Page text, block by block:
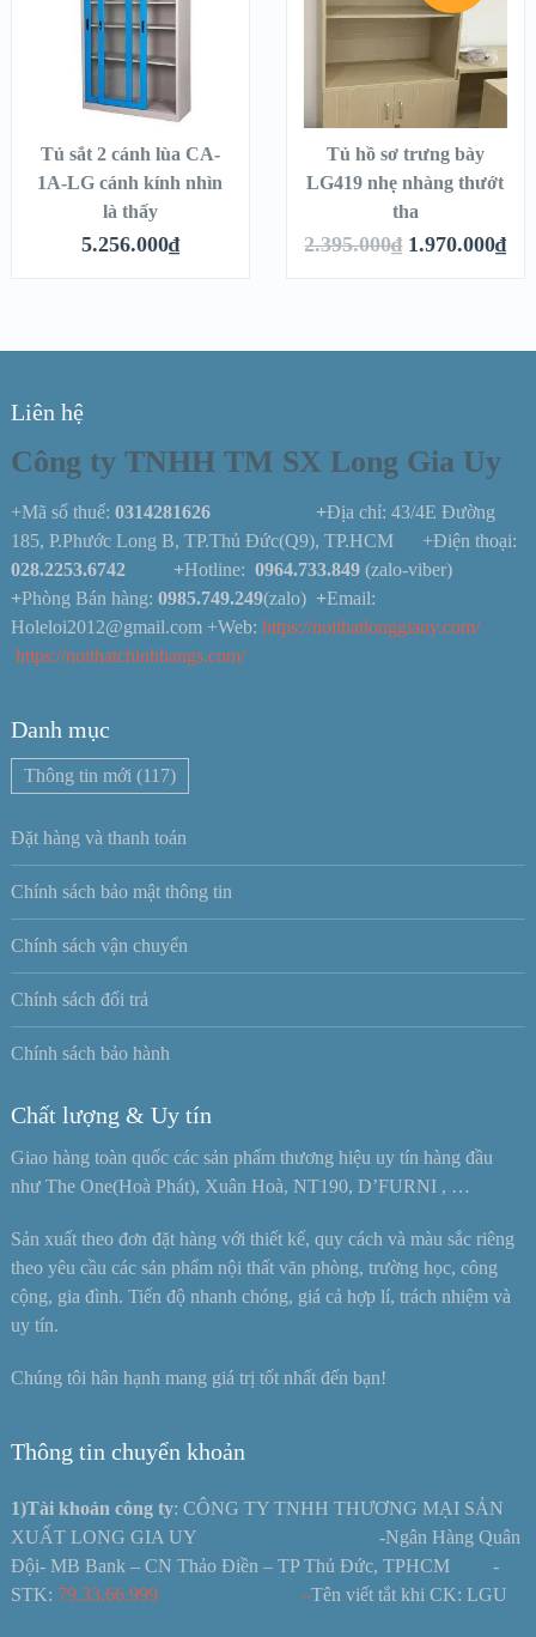
Tủ sắt 2 cánh lùa CA-
1A-LG cánh kính nhìn
là thấy
5.256.000₫
Tủ hồ sơ trưng bày
LG419 nhẹ nhàng thướt
tha
2.395.000₫ 1.970.000₫
Liên hệ
Công ty TNHH TM SX Long Gia Uy
+Mã số thuế: 0314281626 +Địa chỉ: 43/4E Đường
185, P.Phước Long B, TP.Thủ Đức(Q9), TP.HCM +Điện thoại:
028.2253.6742 +Hotline: 0964.733.849 (zalo-viber)
+Phòng Bán hàng: 0985.749.249(zalo) +Email:
Holeloi2012@gmail.com +Web: https://noithatlonggiauy.com/
https://noithatchinhhangs.com/
Danh mục
Thông tin mới (117)
Đặt hàng và thanh toán
Chính sách bảo mật thông tin
Chính sách vận chuyển
Chính sách đổi trả
Chính sách bảo hành
Chất lượng & Uy tín
Giao hàng toàn quốc các sản phẩm thương hiệu uy tín hàng đầu
như The One(Hoà Phát), Xuân Hoà, NT190, D’FURNI , …
Sản xuất theo đơn đặt hàng với thiết kế, quy cách và màu sắc riêng
theo yêu cầu các sản phẩm nội thất văn phòng, trường học, công
cộng, gia đình. Tiến độ nhanh chóng, giá cả hợp lí, trách nhiệm và
uy tín.
Chúng tôi hân hạnh mang giá trị tốt nhất đến bạn!
Thông tin chuyển khoản
1)Tài khoản công ty: CÔNG TY TNHH THƯƠNG MẠI SẢN
XUẤT LONG GIA UY -Ngân Hàng Quân
Đội- MB Bank – CN Thảo Điền – TP Thủ Đức, TPHCM -
STK: 79.33.66.999 –Tên viết tắt khi CK: LGU